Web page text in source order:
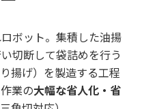
ボット。集積した油揚
切断して袋詰めを行う
揚げ）を製造する工程
業の大幅な省人化・省